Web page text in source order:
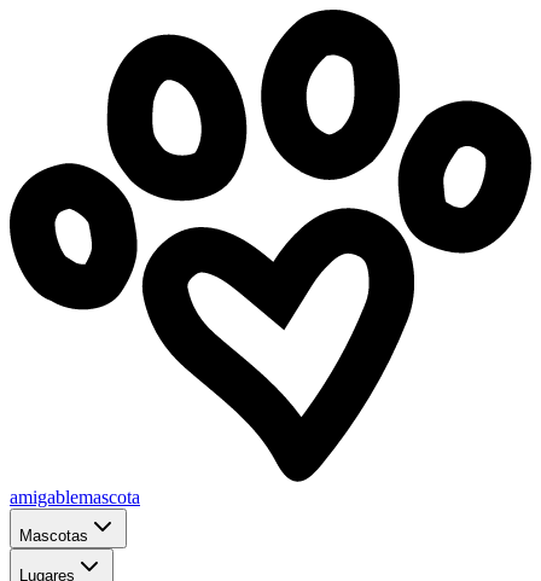
amigablemascota
Mascotas
Lugares